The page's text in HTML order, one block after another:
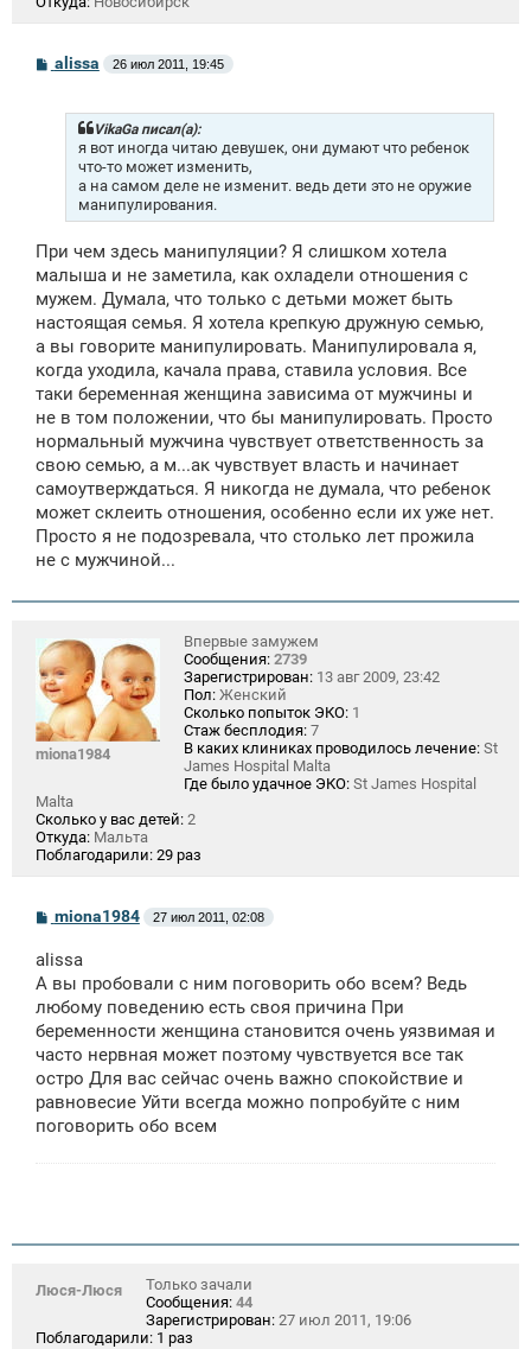
Сalissa 26 июл 2011, 19:45
VikaGa писал(а):
я вот иногда читаю девушек, они думают что ребенок
что-то может изменить,
а на самом деле не изменит. ведь дети это не оружие
манипулирования.
При чем здесь манипуляции? Я слишком хотела
малыша и не заметила, как охладели отношения с
мужем. Думала, что только с детьми может быть
настоящая семья. Я хотела крепкую дружную семью,
а вы говорите манипулировать. Манипулировала я,
когда уходила, качала права, ставила условия. Все
таки беременная женщина зависима от мужчины и
не в том положении, что бы манипулировать. Просто
нормальный мужчина чувствует ответственность за
свою семью, а м...ак чувствует власть и начинает
самоутверждаться. Я никогда не думала, что ребенок
может склеить отношения, особенно если их уже нет.
Просто я не подозревала, что столько лет прожила
не с мужчиной...
miona1984
Впервые замужем
Сообщения: 2739
Зарегистрирован: 13 авг 2009, 23:42
Пол: Женский
Сколько попыток ЭКО: 1
Стаж бесплодия: 7
В каких клиниках проводилось лечение: St
James Hospital Malta
Где было удачное ЭКО: St James Hospital
Malta
Сколько у вас детей: 2
Откуда: Мальта
Поблагодарили: 29 раз
С
о
б
щ
н
и
е
miona1984 27 июл 2011, 02:08
alissa
А вы пробовали с ним поговорить обо всем? Ведь
любому поведению есть своя причина При
беременности женщина становится очень уязвимая и
часто нервная может поэтому чувствуется все так
остро Для вас сейчас очень важно спокойствие и
равновесие Уйти всегда можно попробуйте с ним
поговорить обо всем
Люся-Люся
Только зачали
Сообщения: 44
Зарегистрирован: 27 июл 2011, 19:06
Поблагодарили: 1 раз